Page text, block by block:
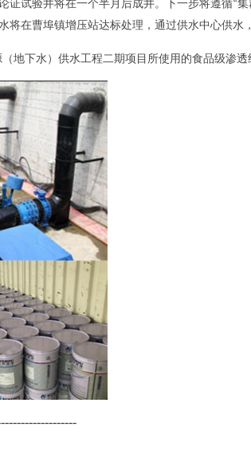
证试验井将在一个半月后成井。下一步将遵循“集
将在曹埠镇增压站达标处理，通过供水中心供水
地下水）供水工程二期项目 所使用的食品级渗透